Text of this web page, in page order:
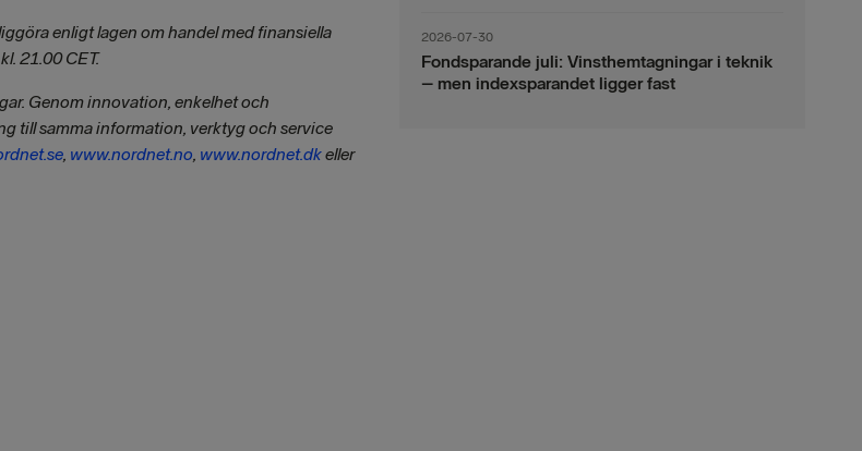
enligt lagen om handel med finansiella
21.00 CET.
Genom innovation, enkelhet och
till samma information, verktyg och service
, www.nordnet.no, www.nordnet.dkeller
2026-07-30
Fondsparande juli: Vinsthemtagningar i teknik
– men indexsparandet ligger fast